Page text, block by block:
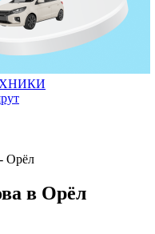
Орёл
в Орёл